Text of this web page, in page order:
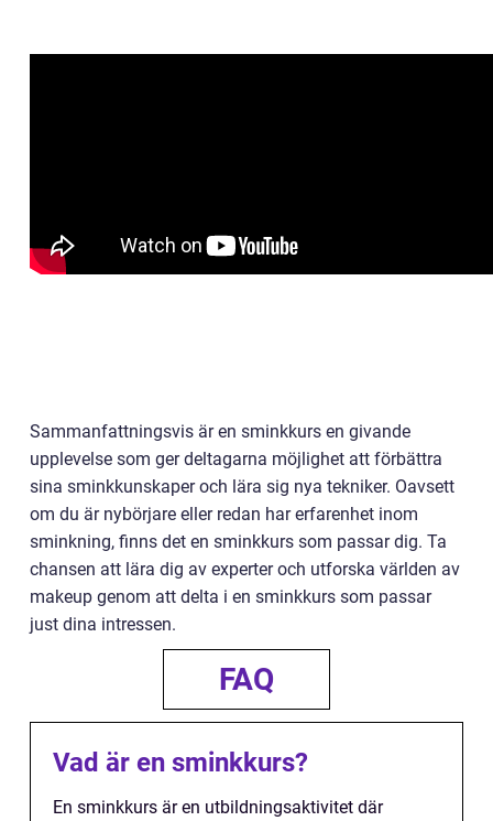
Sammanfattningsvis är en sminkkurs en givande
upplevelse som ger deltagarna möjlighet att förbättra
sina sminkkunskaper och lära sig nya tekniker. Oavsett
om du är nybörjare eller redan har erfarenhet inom
sminkning, finns det en sminkkurs som passar dig. Ta
chansen att lära dig av experter och utforska världen av
makeup genom att delta i en sminkkurs som passar
just dina intressen.
FAQ
Vad är en sminkkurs?
En sminkkurs är en utbildningsaktivitet där